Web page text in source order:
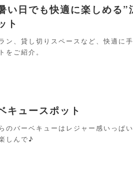
い日でも快適に楽しめる”
ト
ン、貸し切りスペースなど、快適に
をご紹介。
キュースポット
のバーベキューはレジャー感いっぱ
しんで♪